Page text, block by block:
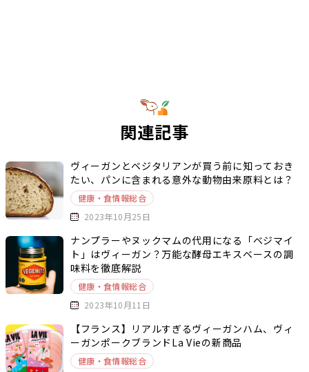
関連記事
ヴィーガンとベジタリアンが買う前に知っておき
たい、パンに含まれる意外な動物由来原料とは？
健康・食情報総合
2023年10月25日
ナンプラーやヌックマムの代用になる「ベジマイ
ト」はヴィーガン？万能な酵母エキスベースの調
味料を徹底解説
健康・食情報総合
2023年10月11日
【フランス】リアルすぎるヴィーガンハム、ヴィ
ーガンポークブランドLa Vieの新商品
健康・食情報総合